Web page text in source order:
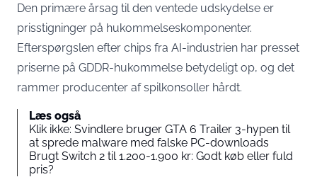
Den primære årsag til den ventede udskydelse er
prisstigninger på hukommelseskomponenter.
Efterspørgslen efter chips fra AI-industrien har presset
priserne på GDDR-hukommelse betydeligt op, og det
rammer producenter af spilkonsoller hårdt.
Læs også
Klik ikke: Svindlere bruger GTA 6 Trailer 3-hypen til
at sprede malware med falske PC-downloads
Brugt Switch 2 til 1.200-1.900 kr: Godt køb eller fuld
pris?